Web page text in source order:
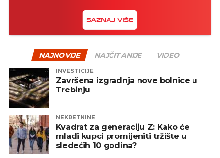
NAJNOVIJE NAJČITANIJE VIDEO
INVESTICIJE
Završena izgradnja nove bolnice u
Trebinju
NEKRETNINE
Kvadrat za generaciju Z: Kako će
mladi kupci promijeniti tržište u
sledećih 10 godina?